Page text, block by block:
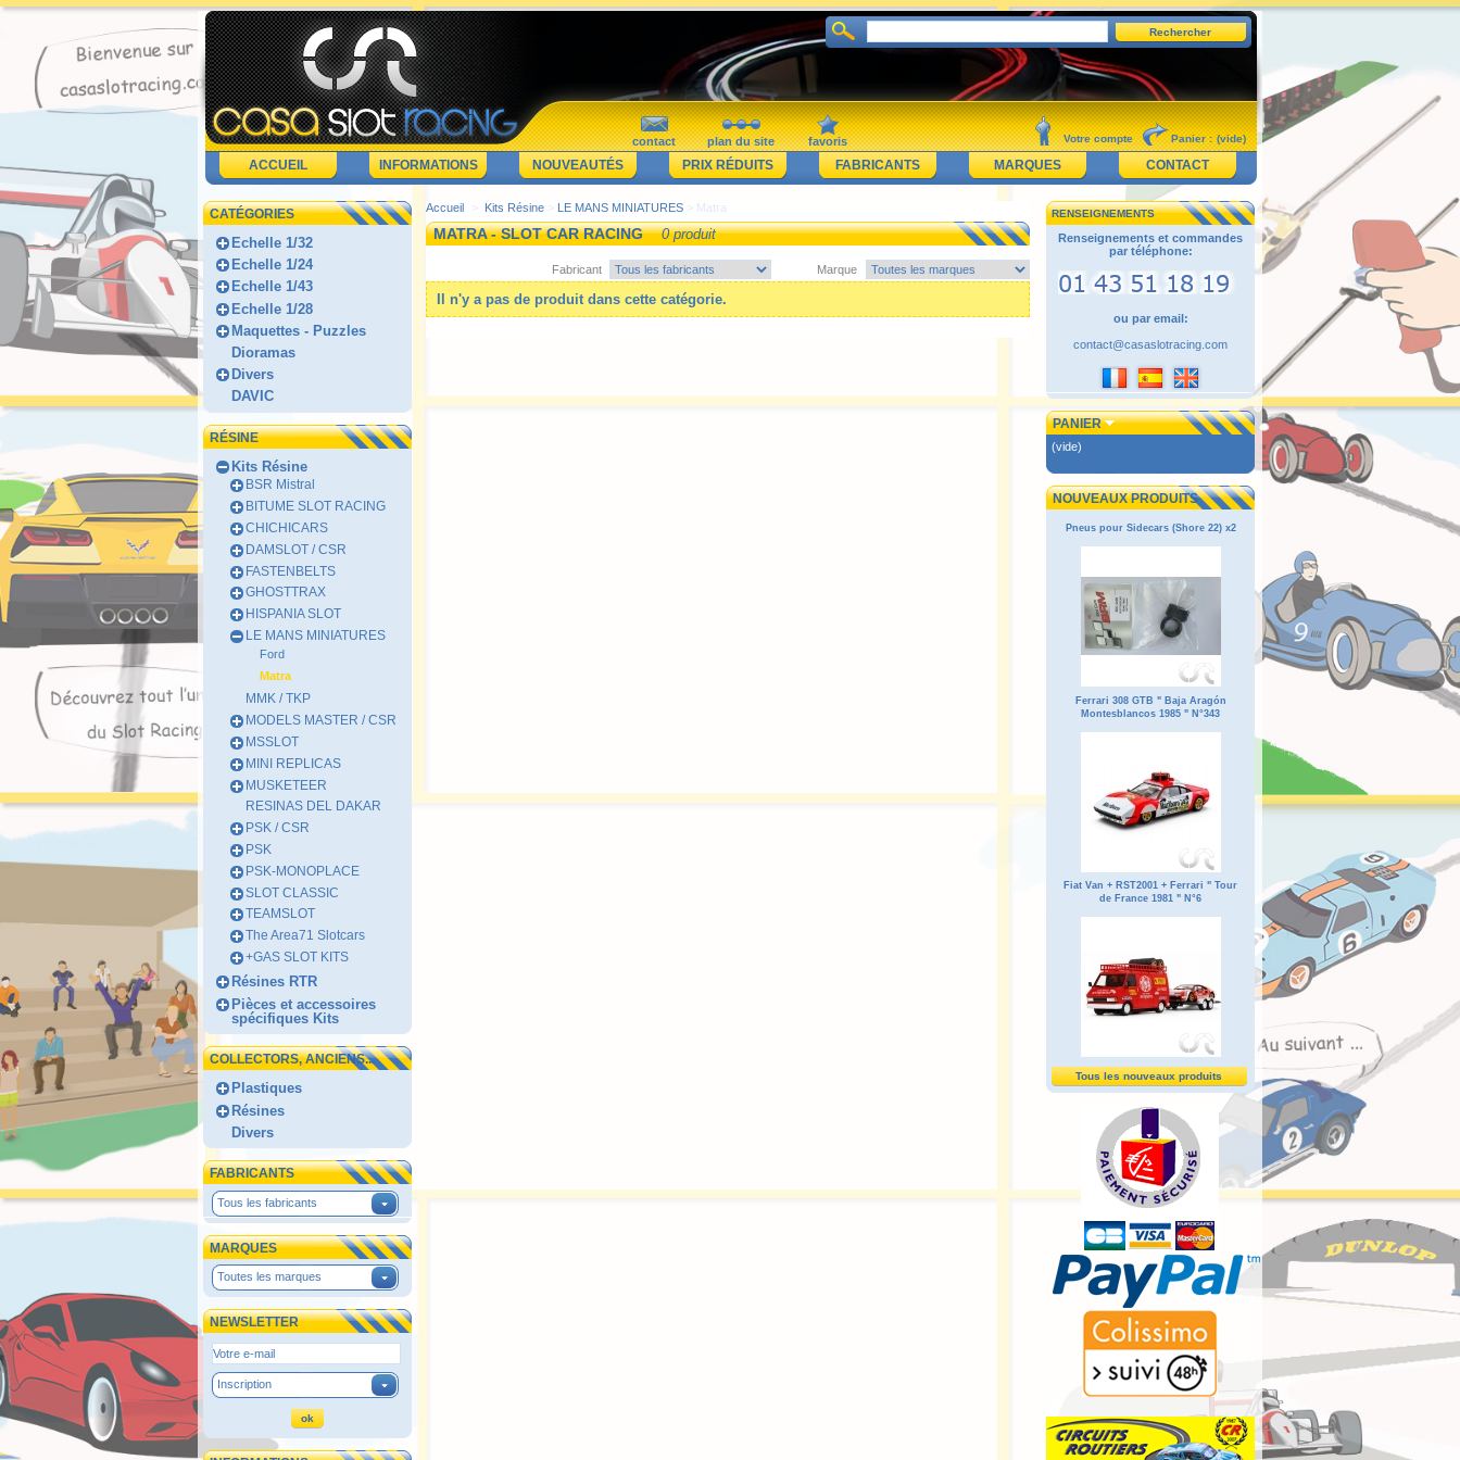
contact plan du site favoris Panier : (vide)
Votre compte
ACCUEIL INFORMATIONS NOUVEAUTÉS PRIX RÉDUITS FABRICANTS MARQUES CONTACT
CATÉGORIES
Echelle 1/32
Echelle 1/24
Echelle 1/43
Echelle 1/28
Maquettes - Puzzles
Dioramas
Divers
DAVIC
RÉSINE
Kits Résine
BSR Mistral
BITUME SLOT RACING
CHICHICARS
DAMSLOT / CSR
FASTENBELTS
GHOSTTRAX
HISPANIA SLOT
LE MANS MINIATURES
Ford
Matra
MMK / TKP
MODELS MASTER / CSR
MSSLOT
MINI REPLICAS
MUSKETEER
RESINAS DEL DAKAR
PSK / CSR
PSK
PSK-MONOPLACE
SLOT CLASSIC
TEAMSLOT
The Area71 Slotcars
+GAS SLOT KITS
Résines RTR
Pièces et accessoires
spécifiques Kits
COLLECTORS, ANCIENS...
Plastiques
Résines
Divers
FABRICANTS
Tous les fabricants
MARQUES
Toutes les marques
NEWSLETTER
Inscription
Accueil > Kits Résine > LE MANS MINIATURES > Matra
MATRA - SLOT CAR RACING 0 produit
Marque
Fabricant
Il n'y a pas de produit dans cette catégorie.
RENSEIGNEMENTS
Renseignements et commandes
par téléphone:
ou par email:
contact@casaslotracing.com
PANIER
(vide)
NOUVEAUX PRODUITS
Pneus pour Sidecars (Shore 22) x2
Ferrari 308 GTB " Baja Aragón
Montesblancos 1985 " N°343
Fiat Van + RST2001 + Ferrari " Tour
de France 1981 " N°6
Tous les nouveaux produits